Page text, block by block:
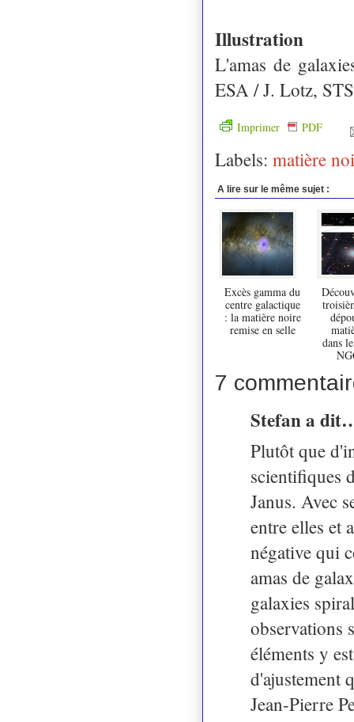
Illustration
L'amas de
ESA / J. Lotz,
Imprimer PDF
Labels: matière
A lire sur le même sujet :
Excès gamma du
centre galactique
: la matière noire
remise en selle
dans
7
Stefan a
Plutôt que
scientifiques
Janus. Avec
entre elles et
négative qui
amas de
galaxies
observations
éléments y
d'ajustement
Jean-Pierre